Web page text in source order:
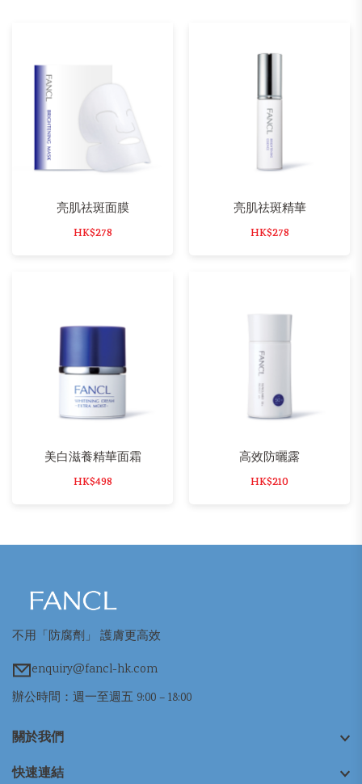
亮肌祛斑面膜
HK$278
亮肌祛斑精華
HK$278
美白滋養精華面霜
HK$498
高效防曬露
HK$210
不用「防腐劑」 護膚更高效
enquiry@fancl-hk.com
辦公時間：週一至週五 9:00 – 18:00
關於我們
快速連結